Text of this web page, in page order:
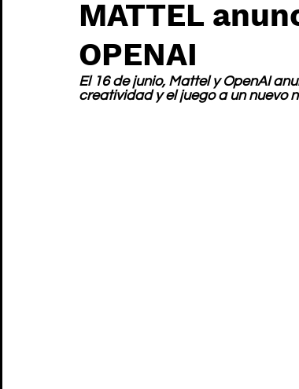
MATTEL
OPENAI
El 16 de junio, Mattel y OpenAI
creatividad y el juego a un nuevo